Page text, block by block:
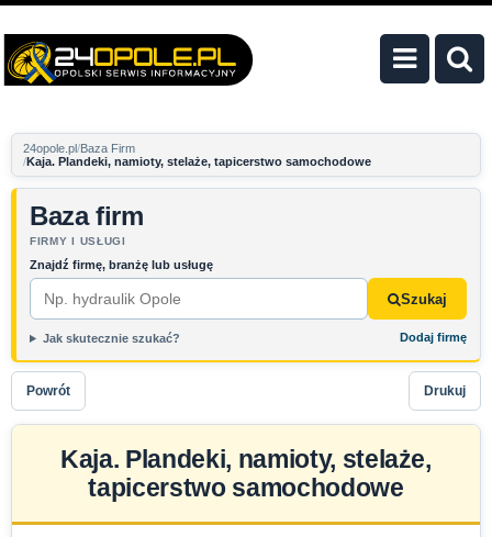
24opole.pl Baza Firm
Kaja. Plandeki, namioty, stelaże, tapicerstwo samochodowe
Baza firm
FIRMY I USŁUGI
Znajdź firmę, branżę lub usługę
Szukaj
Jak skutecznie szukać? Dodaj firmę
Powrót Drukuj
Kaja. Plandeki, namioty, stelaże,
tapicerstwo samochodowe